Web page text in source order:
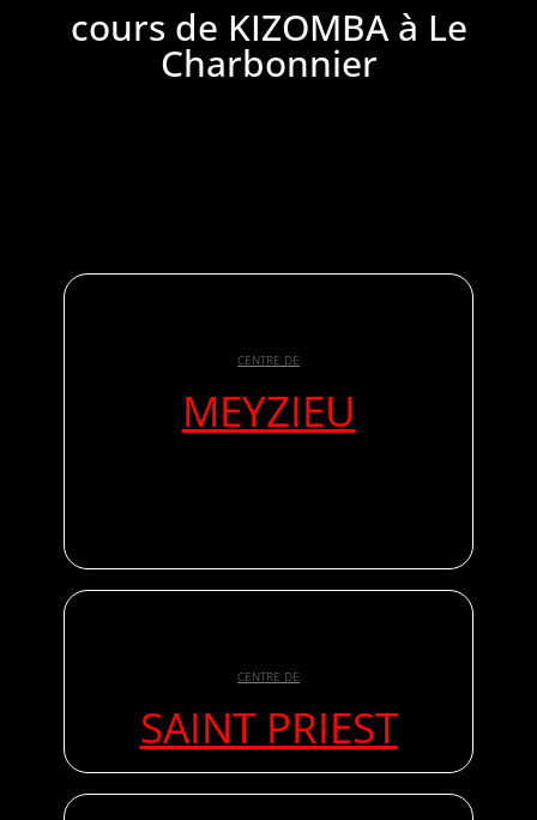
cours de KIZOMBA à Le
Charbonnier
CENTRE DE
MEYZIEU
CENTRE DE
SAINT PRIEST